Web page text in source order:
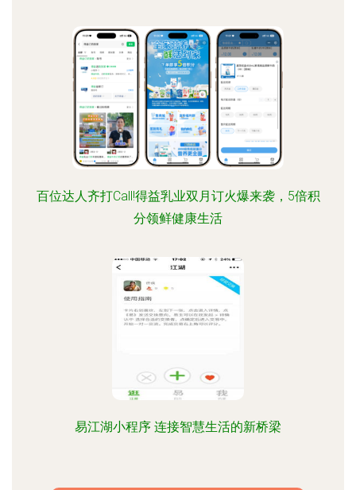
百位达人齐打Call!得益乳业双月订火爆来袭，5倍积
分领鲜健康生活
易江湖小程序 连接智慧生活的新桥梁